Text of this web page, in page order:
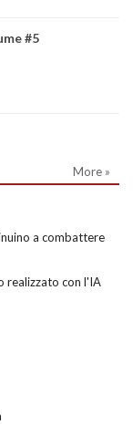
#5
More »
a combattere
realizzato con l'IA